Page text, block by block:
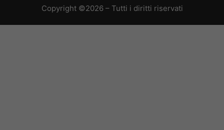
Copyright ©2026 – Tutti i diritti riservati